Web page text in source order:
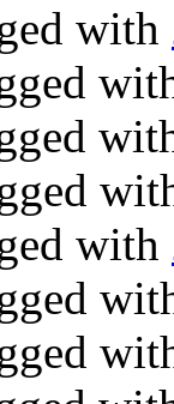
with
with